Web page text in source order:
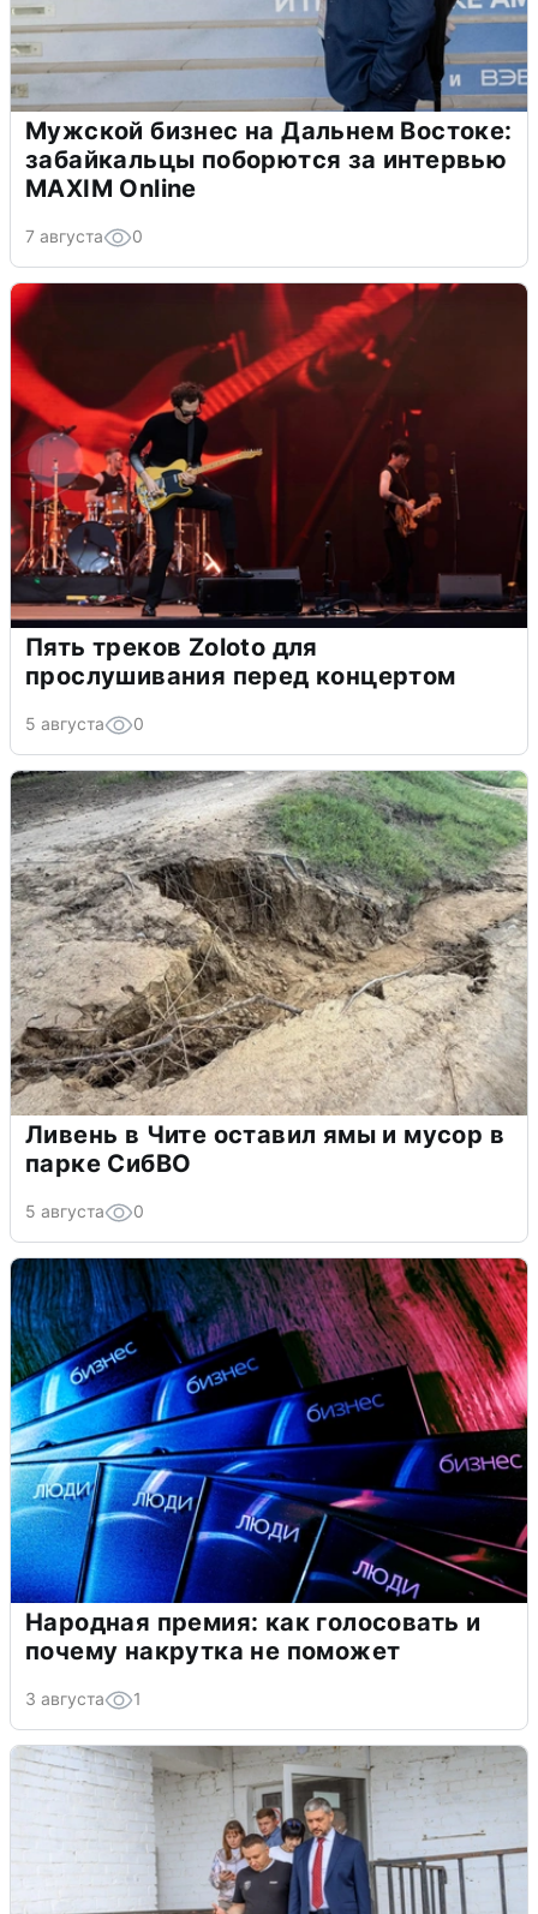
Мужской бизнес на Дальнем Востоке:
забайкальцы поборются за интервью
MAXIM Online
7 августа 0
Пять треков Zoloto для
прослушивания перед концертом
5 августа 0
Ливень в Чите оставил ямы и мусор в
парке СибВО
5 августа 0
Народная премия: как голосовать и
почему накрутка не поможет
3 августа 1